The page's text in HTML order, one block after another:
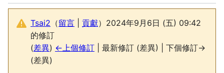
Tsai2 （留言 貢獻） 2024年9月6日 (五) 09:42
的修訂
(差異) ←上個修訂 | 最新修訂 (差異) | 下個修訂→
(差異)